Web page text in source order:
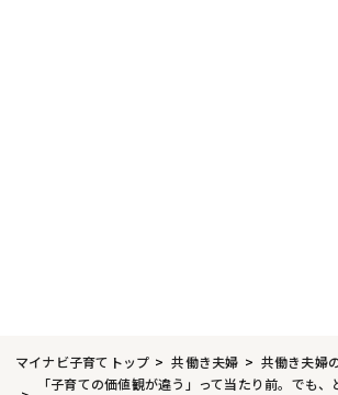
マイナビ子育てトップ 共働き夫婦
共働き夫婦
「子育ての価値観が違う」って当たり前。でも